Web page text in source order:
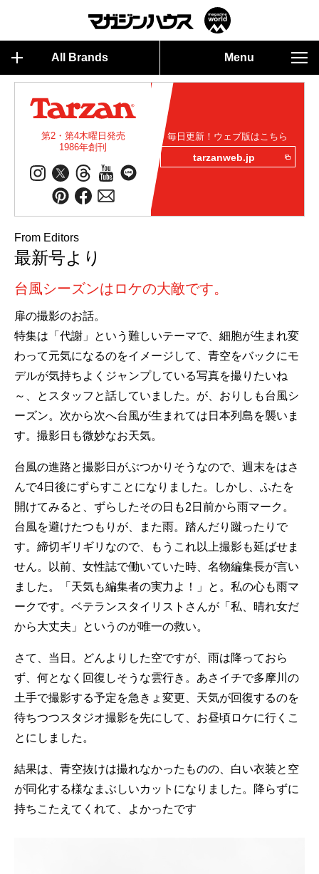
All Brands Menu
第2・第4木曜日発売
1986年創刊
毎日更新！ウェブ版はこちら
tarzanweb.jp
From Editors
最新号より
台風シーズンはロケの大敵です。
扉の撮影のお話。
特集は「代謝」という難しいテーマで、細胞が生まれ変
わって元気になるのをイメージして、青空をバックにモ
デルが気持ちよくジャンプしている写真を撮りたいね
～、とスタッフと話していました。が、おりしも台風シ
ーズン。次から次へ台風が生まれては日本列島を襲いま
す。撮影日も微妙なお天気。
台風の進路と撮影日がぶつかりそうなので、週末をはさ
んで4日後にずらすことになりました。しかし、ふたを
開けてみると、ずらしたその日も2日前から雨マーク。
台風を避けたつもりが、また雨。踏んだり蹴ったりで
す。締切ギリギリなので、もうこれ以上撮影も延ばせま
せん。以前、女性誌で働いていた時、名物編集長が言い
ました。「天気も編集者の実力よ！」と。私の心も雨マ
ークです。ベテランスタイリストさんが「私、晴れ女だ
から大丈夫」というのが唯一の救い。
さて、当日。どんよりした空ですが、雨は降っておら
ず、何となく回復しそうな雲行き。あさイチで多摩川の
土手で撮影する予定を急きょ変更、天気が回復するのを
待ちつつスタジオ撮影を先にして、お昼頃ロケに行くこ
とにしました。
結果は、青空抜けは撮れなかったものの、白い衣装と空
が同化する様なまぶしいカットになりました。降らずに
持ちこたえてくれて、よかったです